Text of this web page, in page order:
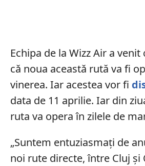
Echipa de la Wizz Air a
cǎ noua aceastǎ rută va fi
vinerea. Iar acestea vor fi
data de 11 aprilie. Iar din
ruta va opera în zilele de
„Suntem entuziasmați de
noi rute directe, între Cluj și